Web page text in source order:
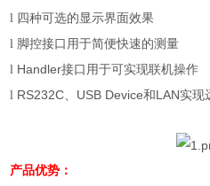
l 四种可选的显示界面效果
l 脚控接口用于简便快速的测量
l Handler接口用于可实现联机操作
l RS232C USB Device和LAN实现
产品优势：